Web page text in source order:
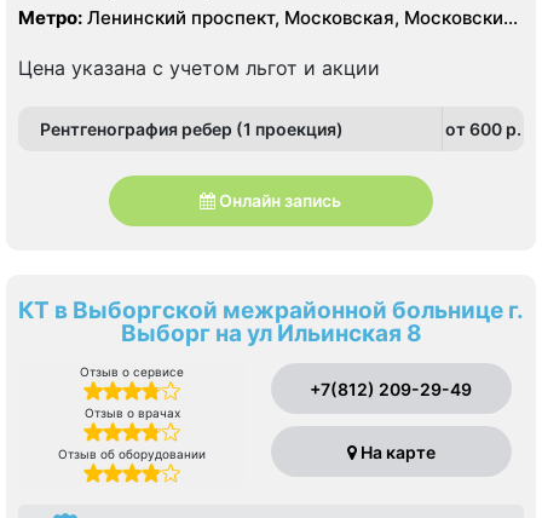
Метро: Ленинский проспект, Московская, Московские
Цена указана с учетом льгот и акции
Рентгенография ребер (1 проекция) от 600 p.
Онлайн запись
КТ в Выборгской межрайонной больнице г.
Выборг на ул Ильинская 8
Отзыв о сервисе
Отзыв о врачах
Отзыв об оборудовании
+7(812) 209-29-49
На карте